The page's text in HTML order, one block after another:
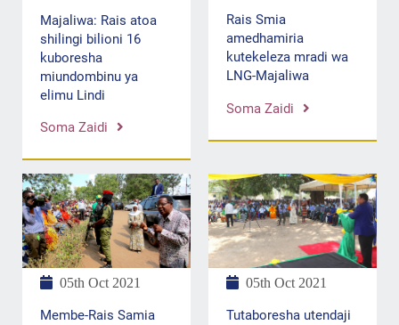
Majaliwa: Rais atoa
shilingi bilioni 16
kuboresha
miundombinu ya
elimu Lindi
Soma Zaidi
Rais Smia
amedhamiria
kutekeleza mradi wa
LNG-Majaliwa
Soma Zaidi
05th Oct 2021
Membe-Rais Samia
05th Oct 2021
Tutaboresha utendaji